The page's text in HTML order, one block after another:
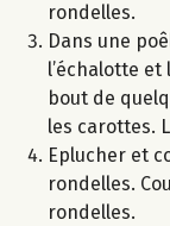
rondelles.
Dans une
l’échalotte et
bout de
les carottes.
Eplucher et
rondelles.
rondelles.